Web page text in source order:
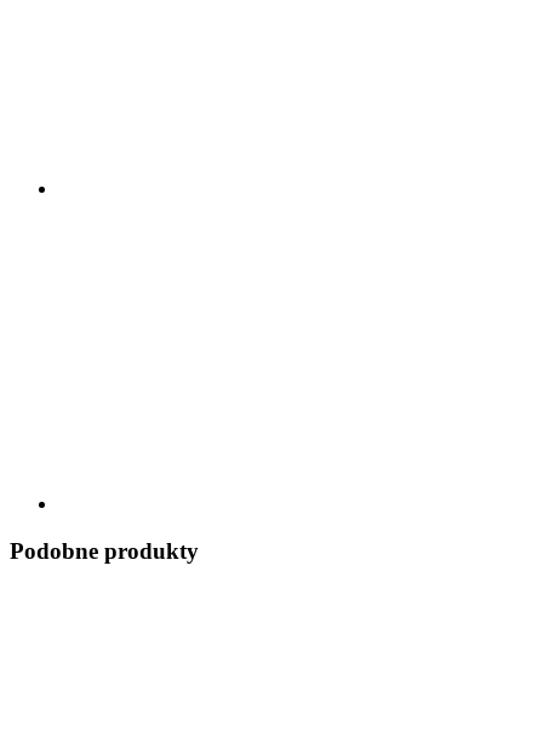
Podobne produkty